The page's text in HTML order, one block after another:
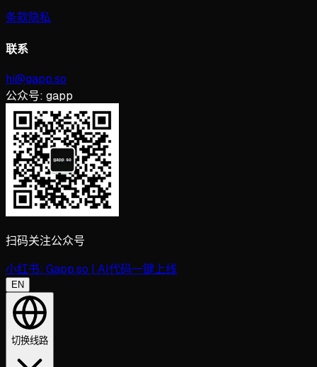
条款隐私
联系
hi@gapp.so
公众号: gapp
扫码关注公众号
小红书: Gapp.so | AI代码一键上线
EN
切换线路